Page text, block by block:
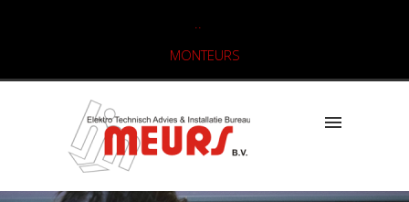
..
MONTEURS